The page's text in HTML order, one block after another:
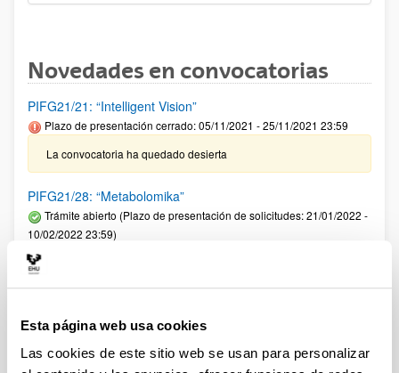
Esta página web usa cookies
Las cookies de este sitio web se usan para personalizar
Novedades en convocatorias
PIFG21/21: “Intelligent Vision”
Plazo de presentación cerrado: 05/11/2021 - 25/11/2021 23:59
La convocatoria ha quedado desierta
PIFG21/28: “Metabolomika”
Trámite abierto (Plazo de presentación de solicitudes: 21/01/2022 -
10/02/2022 23:59)
investigación colaborativa en áreas estratégicas